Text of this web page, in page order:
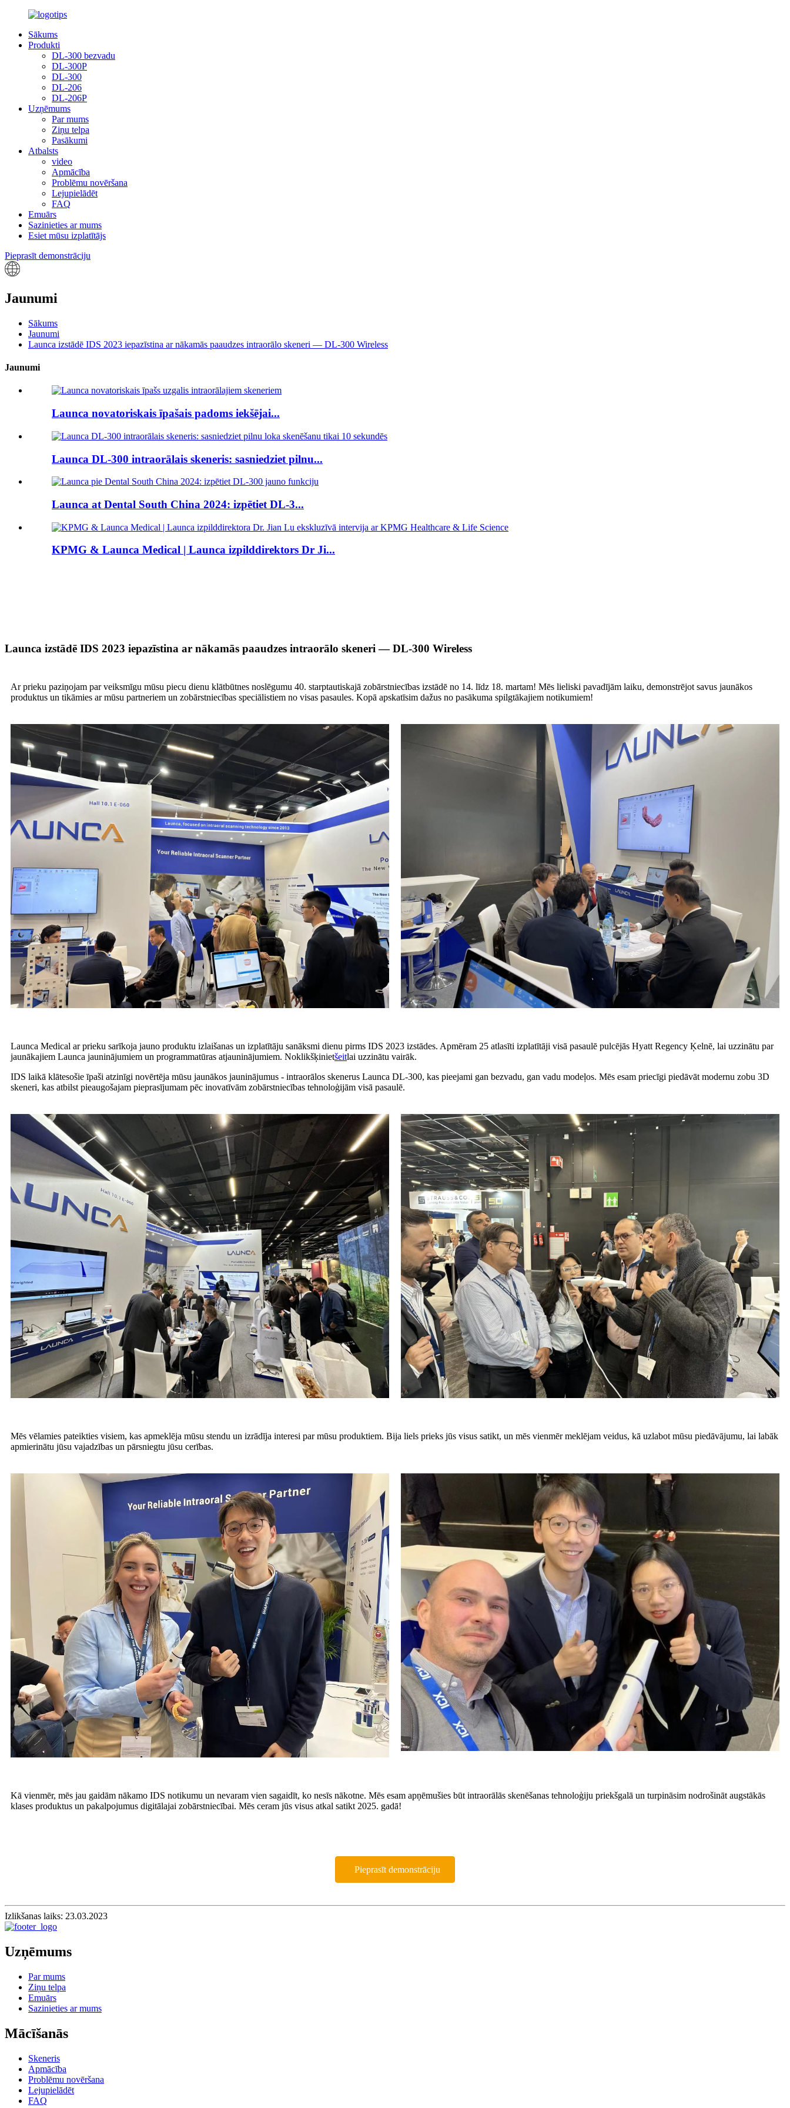
Sākums
Produkti
DL-300 bezvadu
DL-300P
DL-300
DL-206
DL-206P
Uzņēmums
Par mums
Ziņu telpa
Pasākumi
Atbalsts
video
Apmācība
Problēmu novēršana
Lejupielādēt
FAQ
Emuārs
Sazinieties ar mums
Esiet mūsu izplatītājs
Pieprasīt demonstrāciju
Jaunumi
Sākums
Jaunumi
Launca izstādē IDS 2023 iepazīstina ar nākamās paaudzes intraorālo skeneri — DL-300 Wireless
Jaunumi
Launca novatoriskais īpašais padoms iekšējai...
Launca DL-300 intraorālais skeneris: sasniedziet pilnu...
Launca at Dental South China 2024: izpētiet DL-3...
KPMG & Launca Medical | Launca izpilddirektors Dr Ji...
Launca izstādē IDS 2023 iepazīstina ar nākamās paaudzes intraorālo skeneri — DL-300 Wireless
Ar prieku paziņojam par veiksmīgu mūsu piecu dienu klātbūtnes noslēgumu 40. starptautiskajā zobārstniecības izstādē no 14. līdz 18. martam! Mēs lieliski pavadījām laiku, demonstrējot savus jaunākos
produktus un tikāmies ar mūsu partneriem un zobārstniecības speciālistiem no visas pasaules. Kopā apskatīsim dažus no pasākuma spilgtākajiem notikumiem!
Launca Medical ar prieku sarīkoja jauno produktu izlaišanas un izplatītāju sanāksmi dienu pirms IDS 2023 izstādes. Apmēram 25 atlasīti izplatītāji visā pasaulē pulcējās Hyatt Regency Ķelnē, lai uzzinātu par
jaunākajiem Launca jauninājumiem un programmatūras atjauninājumiem. Noklikšķinietšeitlai uzzinātu vairāk.
IDS laikā klātesošie īpaši atzinīgi novērtēja mūsu jaunākos jauninājumus - intraorālos skenerus Launca DL-300, kas pieejami gan bezvadu, gan vadu modeļos. Mēs esam priecīgi piedāvāt modernu zobu 3D
skeneri, kas atbilst pieaugošajam pieprasījumam pēc inovatīvām zobārstniecības tehnoloģijām visā pasaulē.
Mēs vēlamies pateikties visiem, kas apmeklēja mūsu stendu un izrādīja interesi par mūsu produktiem. Bija liels prieks jūs visus satikt, un mēs vienmēr meklējam veidus, kā uzlabot mūsu piedāvājumu, lai labāk
apmierinātu jūsu vajadzības un pārsniegtu jūsu cerības.
Kā vienmēr, mēs jau gaidām nākamo IDS notikumu un nevaram vien sagaidīt, ko nesīs nākotne. Mēs esam apņēmušies būt intraorālās skenēšanas tehnoloģiju priekšgalā un turpināsim nodrošināt augstākās
klases produktus un pakalpojumus digitālajai zobārstniecībai. Mēs ceram jūs visus atkal satikt 2025. gadā!
Pieprasīt demonstrāciju
Izlikšanas laiks: 23.03.2023
Uzņēmums
Par mums
Ziņu telpa
Emuārs
Sazinieties ar mums
Mācīšanās
Skeneris
Apmācība
Problēmu novēršana
Lejupielādēt
FAQ